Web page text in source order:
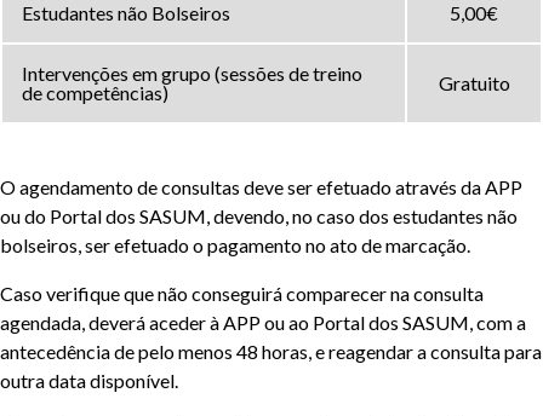
Estudantes não Bolseiros 5,00€
Intervenções em grupo (sessões de treino
de competências)
Gratuito
O agendamento de consultas deve ser efetuado através da APP
ou do Portal dos SASUM, devendo, no caso dos estudantes não
bolseiros, ser efetuado o pagamento no ato de marcação.
Caso verifique que não conseguirá comparecer na consulta
agendada, deverá aceder à APP ou ao Portal dos SASUM, com a
antecedência de pelo menos 48 horas, e reagendar a consulta para
outra data disponível.